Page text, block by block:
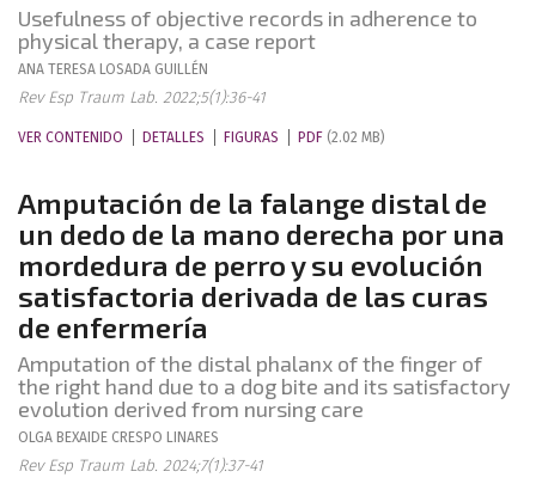
Usefulness of objective records in adherence to
physical therapy, a case report
ANA TERESA LOSADA GUILLÉN
Rev Esp Traum Lab. 2022;5(1):36-41
VER CONTENIDO DETALLES FIGURAS PDF (2.02 MB)
Amputación de la falange distal de
un dedo de la mano derecha por una
mordedura de perro y su evolución
satisfactoria derivada de las curas
de enfermería
Amputation of the distal phalanx of the finger of
the right hand due to a dog bite and its satisfactory
evolution derived from nursing care
OLGA BEXAIDE CRESPO LINARES
Rev Esp Traum Lab. 2024;7(1):37-41